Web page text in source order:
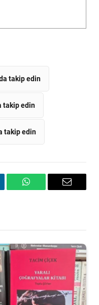
takip edin
takip edin
takip edin
WhatsAppEmail